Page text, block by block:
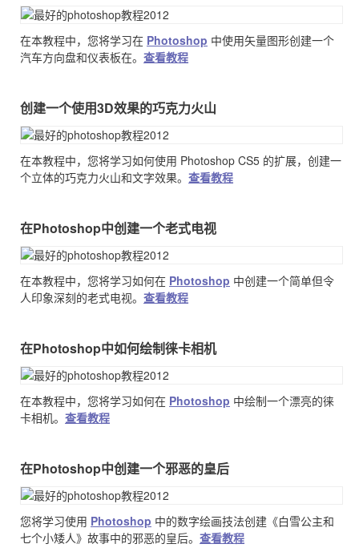
在本教程中，您将学习在 Photoshop 中使用矢量图形创建一个
汽车方向盘和仪表板在。 查看教程
创建一个使用3D效果的巧克力火山
在本教程中，您将学习如何使用 Photoshop CS5 的扩展，创建一
个立体的巧克力火山和文字效果。 查看教程
在Photoshop中创建一个老式电视
在本教程中，您将学习如何在 Photoshop 中创建一个简单但令
人印象深刻的老式电视。 查看教程
在Photoshop中如何绘制徕卡相机
在本教程中，您将学习如何在 Photoshop 中绘制一个漂亮的徕
卡相机。 查看教程
在Photoshop中创建一个邪恶的皇后
您将学习使用 Photoshop 中的数字绘画技法创建《白雪公主和
七个小矮人》故事中的邪恶的皇后。 查看教程